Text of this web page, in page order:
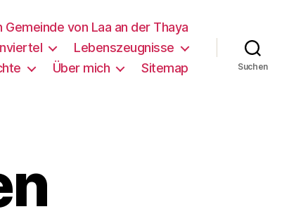
von Laa an der Thaya
Lebenszeugnisse
Über mich Sitemap Suchen